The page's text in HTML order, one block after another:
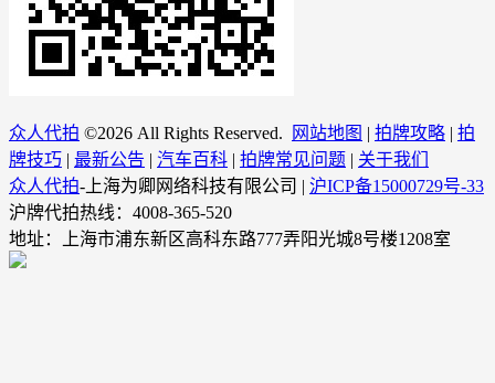
众人代拍 ©2026 All Rights Reserved. 网站地图 | 拍牌攻略 | 拍
牌技巧 | 最新公告 | 汽车百科 | 拍牌常见问题 | 关于我们
众人代拍-上海为卿网络科技有限公司 | 沪ICP备15000729号-33
沪牌代拍热线：4008-365-520
地址：上海市浦东新区高科东路777弄阳光城8号楼1208室